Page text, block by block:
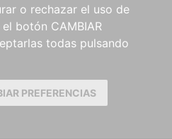
o rechazar el uso de
botón CAMBIAR
todas pulsando
PREFERENCIAS